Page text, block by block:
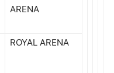
ARENA
ROYAL ARENA